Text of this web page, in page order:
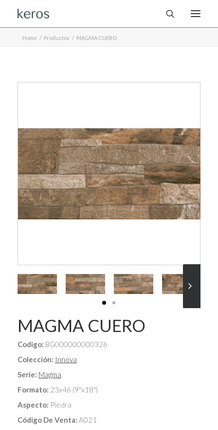
Home Productos MAGMA CUERO
MAGMA CUERO
Codigo: BG000000000326
Colección: Innova
Serie: Magma
Formato: 23x46 (9"x18")
Aspecto: Piedra
Código De Venta: A021